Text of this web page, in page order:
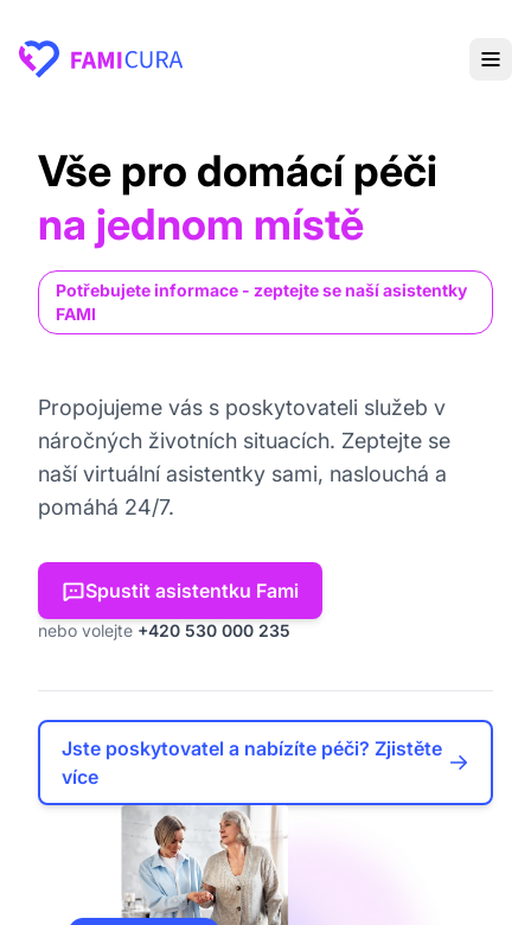
Vše pro domácí péči
na jednom místě
Potřebujete informace - zeptejte se naší asistentky
FAMI
Propojujeme vás s poskytovateli služeb v
náročných životních situacích. Zeptejte se
naší virtuální asistentky sami, naslouchá a
pomáhá 24/7.
Spustit asistentku Fami
nebo volejte +420 530 000 235
Jste poskytovatel a nabízíte péči? Zjistěte
více